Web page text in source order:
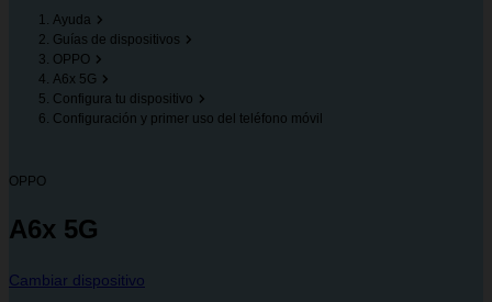
Ayuda
Guías de dispositivos
OPPO
A6x 5G
Configura tu dispositivo
Configuración y primer uso del teléfono móvil
OPPO
A6x 5G
Cambiar dispositivo